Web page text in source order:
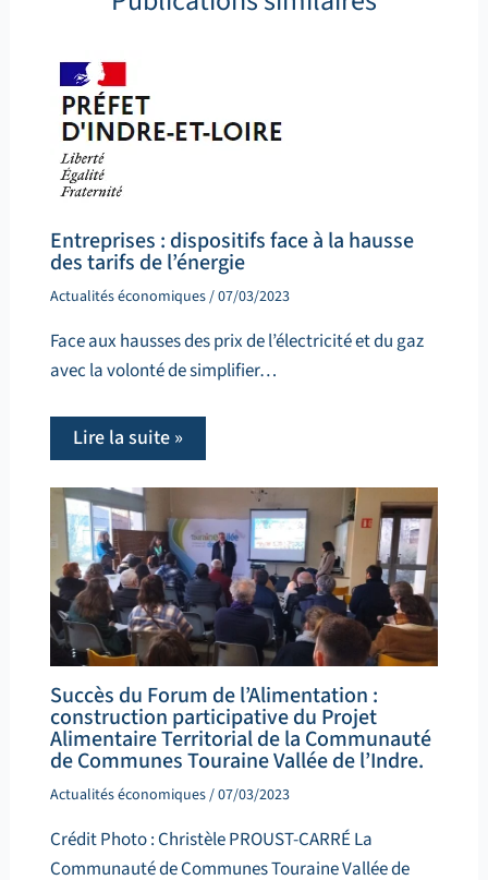
Entreprises : dispositifs face à la hausse
des tarifs de l’énergie
Actualités économiques/07/03/2023
Face aux hausses des prix de l’électricité et du gaz
avec la volonté de simplifier…
Lire la suite »
Succès du Forum de l’Alimentation :
construction participative du Projet
Alimentaire Territorial de la Communauté
de Communes Touraine Vallée de l’Indre.
Actualités économiques/07/03/2023
Crédit Photo : Christèle PROUST-CARRÉ La
Communauté de Communes Touraine Vallée de